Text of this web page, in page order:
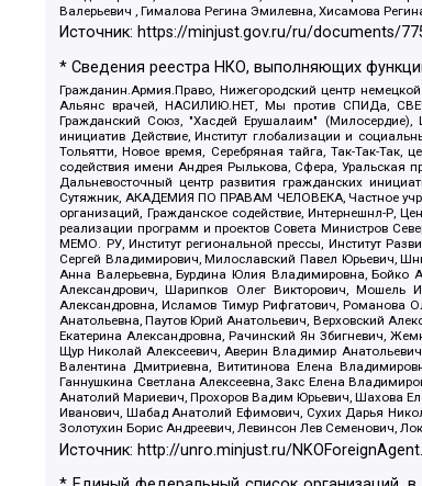
Валерьевич , Гималова Регина Эмилевна, Хисамова
Источник: https://minjust.gov.ru/ru/documents/
* Сведения реестра НКО, выполняющих
Гражданин.Армия.Право, Нижегородский центр
Альянс врачей, НАСИЛИЮ.НЕТ, Мы против СПИДа,
Гражданский Союз, "Хасдей Ерушалаим"
инициатив Действие, Институт глобализации и
Тольятти, Новое время, Серебряная тайга, Так-Так-
содействия имени Андрея Рылькова, Сфера, Уральская
Дальневосточный центр развития гражданских
Сутяжник, АКАДЕМИЯ ПО ПРАВАМ ЧЕЛОВЕКА, Частное
организаций, Гражданское содействие, Интернешнл-Р,
реализации программ и проектов Совета Министров
МЕМО. РУ, Институт региональной прессы, Институт
Сергей Владимирович, Милославский Павел Юрьевич,
Анна Валерьевна, Бурдина Юлия Владимировна, Бойко
Александрович, Шарипков Олег Викторович, Мошель
Александровна, Исламов Тимур Рифгатович, Романова
Анатольевна, Паутов Юрий Анатольевич, Верховский
Екатерина Александровна, Рачинский Ян Збигневич,
Щур Николай Алексеевич, Аверин Владимир
Валентина Дмитриевна, Вититинова Елена
Ганнушкина Светлана Алексеевна, Закс Елена
Анатолий Мариевич, Прохоров Вадим Юрьевич, Шахова
Иванович, Шабад Анатолий Ефимович, Сухих Дарья
Золотухин Борис Андреевич, Левинсон Лев Семенович,
Источник: http://unro.minjust.ru/